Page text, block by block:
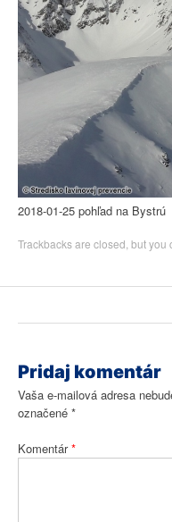
2018-01-25 pohľad na Bystrú
Trackbacks are closed, but you
Pridaj komentár
Vaša e-mailová adresa
označené *
Komentár*